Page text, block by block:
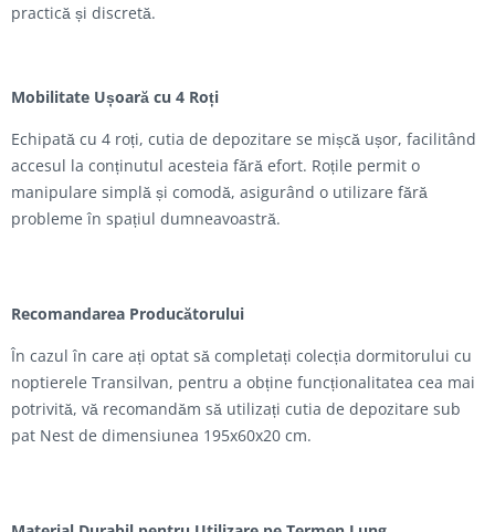
practică și discretă.
Mobilitate Ușoară cu 4 Roți
Echipată cu 4 roți, cutia de depozitare se mișcă ușor, facilitând
accesul la conținutul acesteia fără efort. Roțile permit o
manipulare simplă și comodă, asigurând o utilizare fără
probleme în spațiul dumneavoastră.
Recomandarea Producătorului
În cazul în care ați optat să completați colecția dormitorului cu
noptierele Transilvan, pentru a obține funcționalitatea cea mai
potrivită, vă recomandăm să utilizați cutia de depozitare sub
pat Nest de dimensiunea 195x60x20 cm.